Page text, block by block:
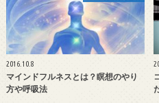
2016.10.8
マインドフルネスとは？瞑想のやり
方や呼吸法